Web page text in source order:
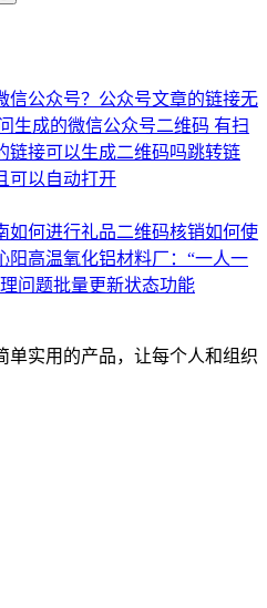
公众号？ 公众号文章的链接无
生成的微信公众号二维码 有扫
链接可以生成二维码吗跳转链
可以自动打开
如何进行礼品二维码核销如何使
阳高温氧化铝材料厂：“一人一
问题批量更新状态功能
单实用的产品，让每个人和组织